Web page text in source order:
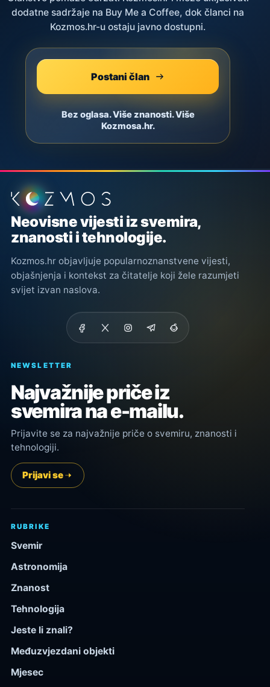
dodatne sadržaje na Buy Me a Coffee, dok članci na
Kozmos.hr-u ostaju javno dostupni.
Postani član
Bez oglasa. Više znanosti. Više
Kozmosa.hr.
Podnožje stranice
Neovisne vijesti iz svemira,
znanosti i tehnologije.
Kozmos.hr objavljuje popularnoznanstvene vijesti,
objašnjenja i kontekst za čitatelje koji žele razumjeti
svijet izvan naslova.
NEWSLETTER
Najvažnije priče iz
svemira na e-mailu.
Prijavite se za najvažnije priče o svemiru, znanosti i
tehnologiji.
Prijavi se
RUBRIKE
Svemir
Astronomija
Znanost
Tehnologija
Jeste li znali?
Međuzvjezdani objekti
Mjesec